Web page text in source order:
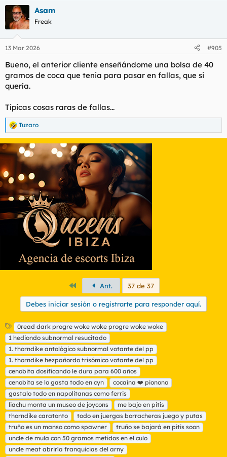
Asam
Freak
13 Mar 2026 #905
Bueno, el anterior cliente enseñándome una bolsa de 40
gramos de coca que tenia para pasar en fallas, que si
quería.
Típicas cosas raras de fallas...
R
e
a
c
o
n
s
Tuzaro
PrimeroAnt. 37 de 37
Debes iniciar sesión o registrarte para responder aquí.
E
t
i
q
u
e
t
a
s
0read dark progre woke woke progre woke woke
1 hediondo subnormal resucitado
1. thorndike antológico subnormal votante del pp
1. thorndike hezpañordo trisómico votante del pp
cenobita dosificando le dura para 600 años
cenobita se lo gasta todo en cyn
cocaína ❤️ pionono
gastalo todo en napolitanas como ferris
liachu monta un museo de joycons
me bajo en pitis
thorndike caratonto
todo en juergas borracheras juego y putas
truño es un manso como spawner
truño se bajará en pitis soon
uncle de mula con 50 gramos metidos en el culo
uncle meat abriría franquicias del arny